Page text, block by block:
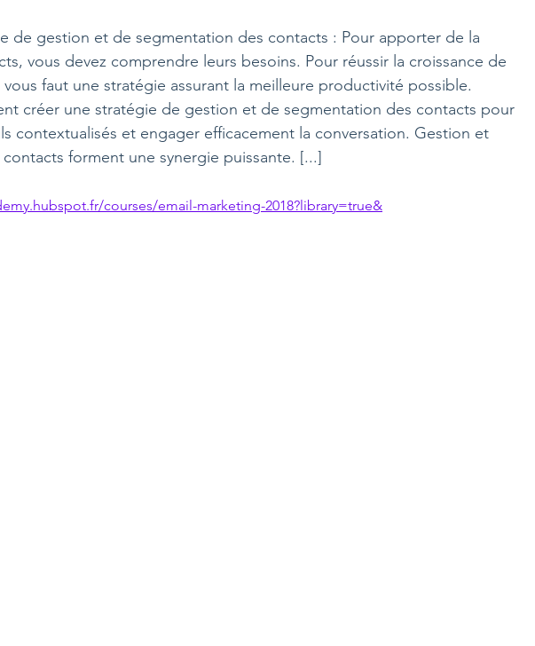
de gestion et de segmentation des contacts : Pour apporter de la
vous devez comprendre leurs besoins. Pour réussir la croissance de
faut une stratégie assurant la meilleure productivité possible.
créer une stratégie de gestion et de segmentation des contacts pour
contextualisés et engager efficacement la conversation. Gestion et
forment une synergie puissante. [...]
courses/email-marketing-2018?library=true&